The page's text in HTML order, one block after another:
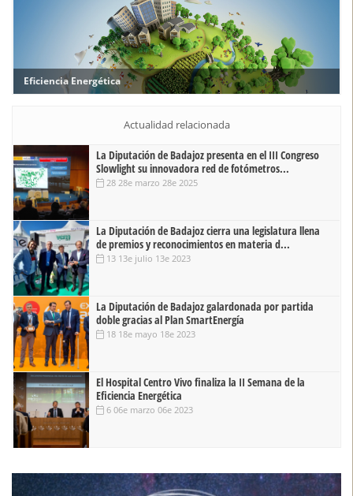
Eficiencia Energética
Actualidad relacionada
La Diputación de Badajoz presenta en el III Congreso
Slowlight su innovadora red de fotómetros...
28 28e marzo 28e 2025
La Diputación de Badajoz cierra una legislatura llena
de premios y reconocimientos en materia d...
13 13e julio 13e 2023
La Diputación de Badajoz galardonada por partida
doble gracias al Plan SmartEnergía
18 18e mayo 18e 2023
El Hospital Centro Vivo finaliza la II Semana de la
Eficiencia Energética
6 06e marzo 06e 2023